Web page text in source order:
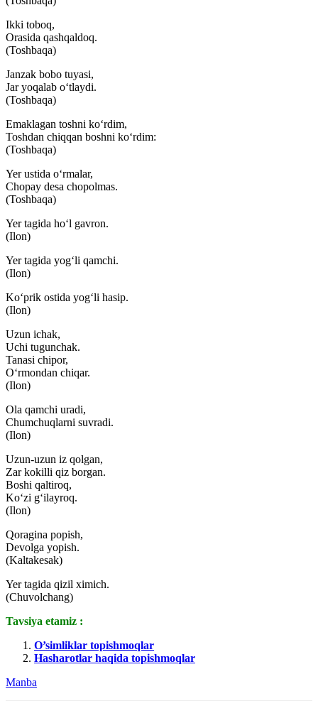
Ikki toboq,
Orasida qashqaldoq.
(Toshbaqa)
Janzak bobo tuyasi,
Jar yoqalab o‘tlaydi.
(Toshbaqa)
Emaklagan toshni ko‘rdim,
Toshdan chiqqan boshni ko‘rdim:
(Toshbaqa)
Yer ustida o‘rmalar,
Chopay desa chopolmas.
(Toshbaqa)
Yer tagida ho‘l gavron.
(Ilon)
Yer tagida yog‘li qamchi.
(Ilon)
Ko‘prik ostida yog‘li hasip.
(Ilon)
Uzun ichak,
Uchi tugunchak.
Tanasi chipor,
O‘rmondan chiqar.
(Ilon)
Ola qamchi uradi,
Chumchuqlarni suvradi.
(Ilon)
Uzun-uzun iz qolgan,
Zar kokilli qiz borgan.
Boshi qaltiroq,
Ko‘zi g‘ilayroq.
(Ilon)
Qoragina popish,
Devolga yopish.
(Kaltakesak)
Yer tagida qizil ximich.
(Chuvolchang)
Tavsiya etamiz :
O’simliklar topishmoqlar
Hasharotlar haqida topishmoqlar
Manba